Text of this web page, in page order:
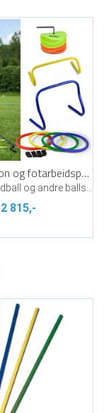
Koordinasjon og fotarbeidspakke
2 815,-